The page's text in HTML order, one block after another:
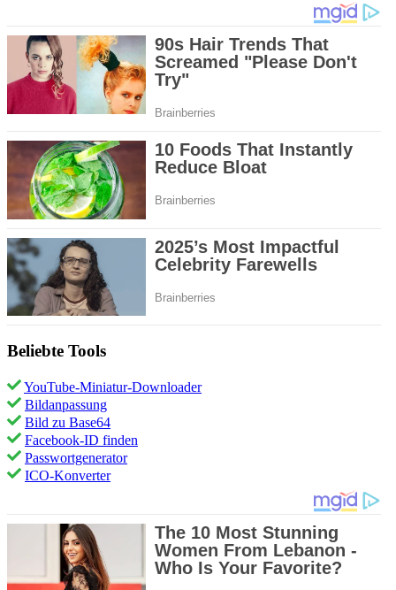
Beliebte Tools
YouTube-Miniatur-Downloader
Bildanpassung
Bild zu Base64
Facebook-ID finden
Passwortgenerator
ICO-Konverter